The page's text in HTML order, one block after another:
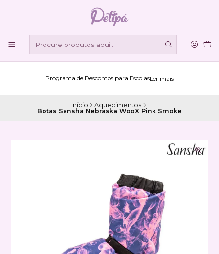
Programa de Descontos para EscolasLer mais
Início
Aquecimentos
Botas Sansha Nebraska WooX Pink Smoke